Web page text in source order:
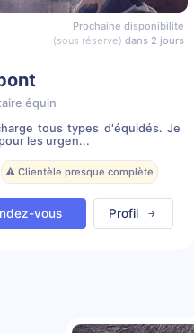
Prochaine disponibilité
(sous réserve) dans 2 jours
équin
tous types d'équidés. Je
les urgen...
⚠️ Clientèle presque complète
vous Profil